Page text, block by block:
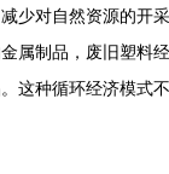
少对自然资源的开
属制品，废旧塑料
这种循环经济模式